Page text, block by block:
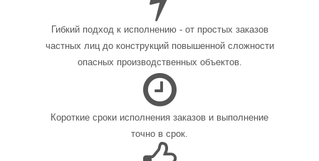
Гибкий подход к исполнению - от простых заказов
частных лиц до конструкций повышенной сложности
опасных производственных объектов.
Короткие сроки исполнения заказов и выполнение
точно в срок.